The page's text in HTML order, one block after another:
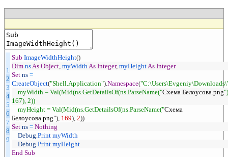
1
2
3
4
5
6
7
8
9
Sub ImageWidthHeight()
Dim ns As Object myWidth As Integer, myHeight As Integer
Set ns =
CreateObject("Shell.Application") Namespace(
myWidth = Val(Mid(ns.GetDetailsOf(ns.ParseName("Схема Белоусова png
167), 2))
myHeight = Val(Mid(ns.GetDetailsOf(ns.ParseName("Схема
Белоусова png") 169) 2))
Set ns = Nothing
Debug Print myWidth
Debug Print myHeight
End Sub